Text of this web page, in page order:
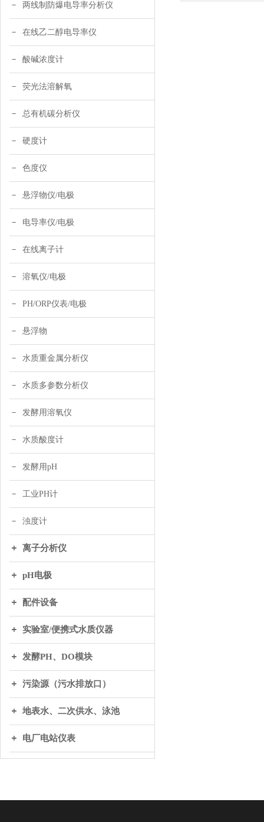
两线制防爆电导率分析仪
在线乙二醇电导率仪
酸碱浓度计
荧光法溶解氧
总有机碳分析仪
硬度计
色度仪
悬浮物仪/电极
电导率仪/电极
在线离子计
溶氧仪/电极
PH/ORP仪表/电极
悬浮物
水质重金属分析仪
水质多参数分析仪
发酵用溶氧仪
水质酸度计
发酵用pH
工业PH计
浊度计
离子分析仪
pH电极
配件设备
实验室/便携式水质仪器
发酵PH、DO模块
污染源（污水排放口）
地表水、二次供水、泳池
电厂电站仪表